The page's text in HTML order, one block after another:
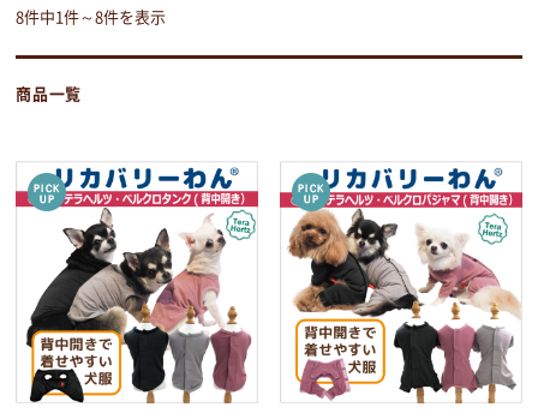
8件中1件～8件を表示
商品一覧